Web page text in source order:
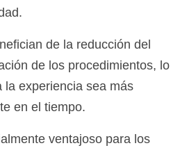
de la reducción del
de los procedimientos, lo
la experiencia sea más
en el tiempo.
ventajoso para los